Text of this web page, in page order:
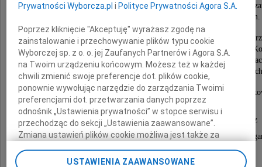
zarządzania technologiami oraz systemów organizacji i
działalnością naukową i postępem technicznym.
Honorowy przewodniczący Komitetu Nauk Organizacji i
zastępca przewodniczącego Kapituły Medalu im. Tadeusza
członek prezydium Komitetu "Polska 2000 Plus" PAN w
członek rady naukowej Instytutu Nauk
Wyróżniony licznymi prestiżowymi nagrodami
i odznaczeniami państwowymi,
uhonorowany doktoratem honoris causa przez
Wschodnioukraiński Narodowy Uniwersytet w
Żegnamy uczonego
Prywatności Wyborcza.pl i Polityce Prywatności Agora S.A.
Poprzez kliknięcie "Akceptuję" wyrażasz zgodę na
zainstalowanie i przechowywanie plików typu cookie
Wyborczej sp. z o. o. jej Zaufanych Partnerów i Agora S.A.
na Twoim urządzeniu końcowym. Możesz też w każdej
chwili zmienić swoje preferencje dot. plików cookie,
ponownie wywołując narzędzie do zarządzania Twoimi
preferencjami dot. przetwarzania danych poprzez
odnośnik „Ustawienia prywatności” w stopce serwisu i
przechodząc do sekcji „Ustawienia zaawansowane”.
Zmiana ustawień plików cookie możliwa jest także za
USTAWIENIA ZAAWANSOWANE